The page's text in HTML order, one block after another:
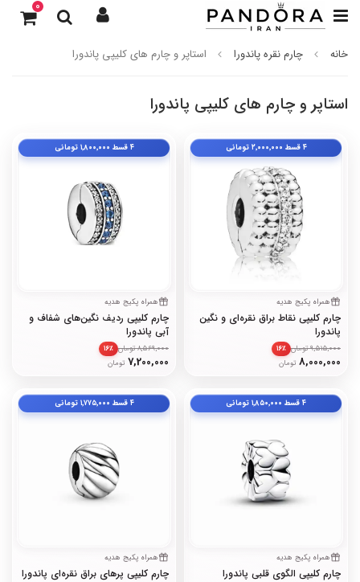
0
خانه چارم نقره پاندورا استاپر و چارم های کلیپی پاندورا
استاپر و چارم های کلیپی پاندورا
۴ قسط ۲٬۰۰۰٬۰۰۰ تومانی
همراه پکیج هدیه
چارم کلیپی نقاط براق نقره‌ای و نگین
پاندورا
8,000,000 تومان
9,515,000 تومان ۱۶٪
۴ قسط ۱٬۸۰۰٬۰۰۰ تومانی
همراه پکیج هدیه
چارم کلیپی ردیف نگین‌های شفاف و
آبی پاندورا
7,200,000 تومان
8,569,000 تومان ۱۶٪
۴ قسط ۱٬۸۵۰٬۰۰۰ تومانی
همراه پکیج هدیه
چارم کلیپی الگوی قلبی پاندورا
۴ قسط ۱٬۷۷۵٬۰۰۰ تومانی
همراه پکیج هدیه
چارم کلیپی پرهای براق نقره‌ای پاندورا